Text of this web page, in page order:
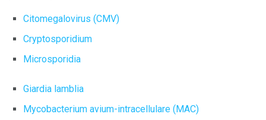
Citomegalovirus (CMV)
Cryptosporidium
Microsporidia
Giardia lamblia
Mycobacterium avium-intracellulare (MAC)